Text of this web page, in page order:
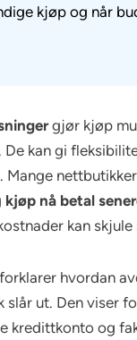
kjøp og når
gjør kjøp
De kan gi
Mange
kjøp nå betal
kan
hvordan
slår ut. Den viser
kredittkonto og